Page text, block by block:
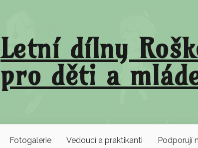
Letní dílny
pro děti a
Fotogalerie Vedoucí a praktikanti Podporují